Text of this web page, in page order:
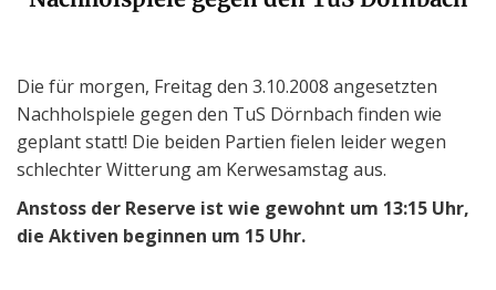
Die für morgen, Freitag den 3.10.2008 angesetzten
Nachholspiele gegen den TuS Dörnbach finden wie
geplant statt! Die beiden Partien fielen leider wegen
schlechter Witterung am Kerwesamstag aus.
Anstoss der Reserve ist wie gewohnt um 13:15 Uhr,
die Aktiven beginnen um 15 Uhr.